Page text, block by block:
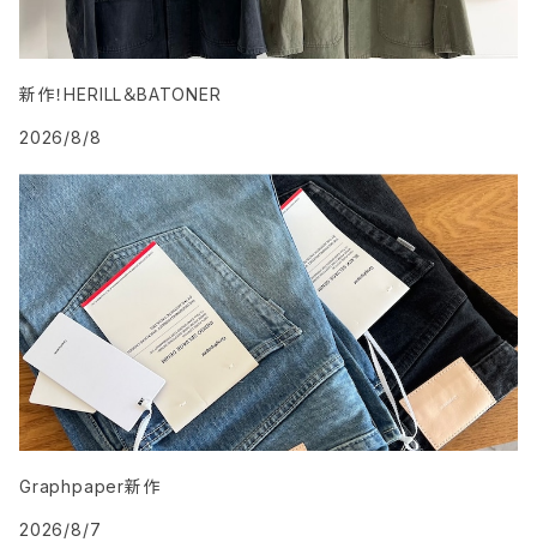
新作！HERILL＆BATONER
2026/8/8
Graphpaper新作
2026/8/7